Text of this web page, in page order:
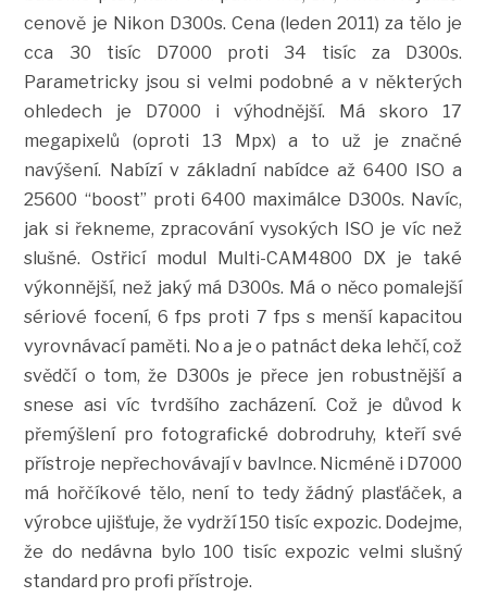
cenově je Nikon D300s. Cena (leden 2011) za tělo je
cca 30 tisíc D7000 proti 34 tisíc za D300s.
Parametricky jsou si velmi podobné a v některých
ohledech je D7000 i výhodnější. Má skoro 17
megapixelů (oproti 13 Mpx) a to už je značné
navýšení. Nabízí v základní nabídce až 6400 ISO a
25600 “boost” proti 6400 maximálce D300s. Navíc,
jak si řekneme, zpracování vysokých ISO je víc než
slušné. Ostřicí modul Multi-CAM4800 DX je také
výkonnější, než jaký má D300s. Má o něco pomalejší
sériové focení, 6 fps proti 7 fps s menší kapacitou
vyrovnávací paměti. No a je o patnáct deka lehčí, což
svědčí o tom, že D300s je přece jen robustnější a
snese asi víc tvrdšího zacházení. Což je důvod k
přemýšlení pro fotografické dobrodruhy, kteří své
přístroje nepřechovávají v bavlnce. Nicméně i D7000
má hořčíkové tělo, není to tedy žádný plasťáček, a
výrobce ujišťuje, že vydrží 150 tisíc expozic. Dodejme,
že do nedávna bylo 100 tisíc expozic velmi slušný
standard pro profi přístroje.